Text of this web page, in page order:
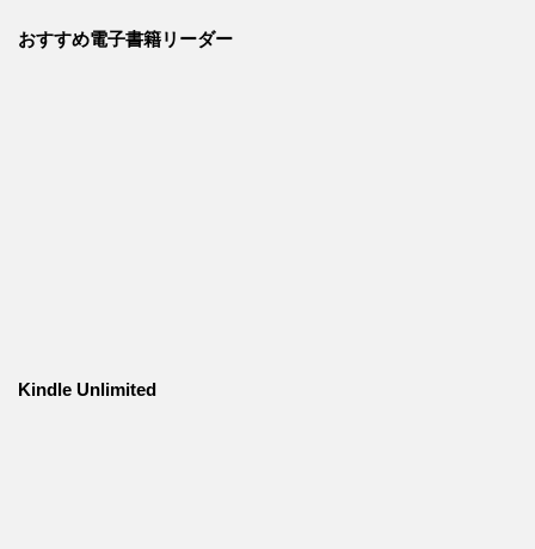
おすすめ電子書籍リーダー
Kindle Unlimited